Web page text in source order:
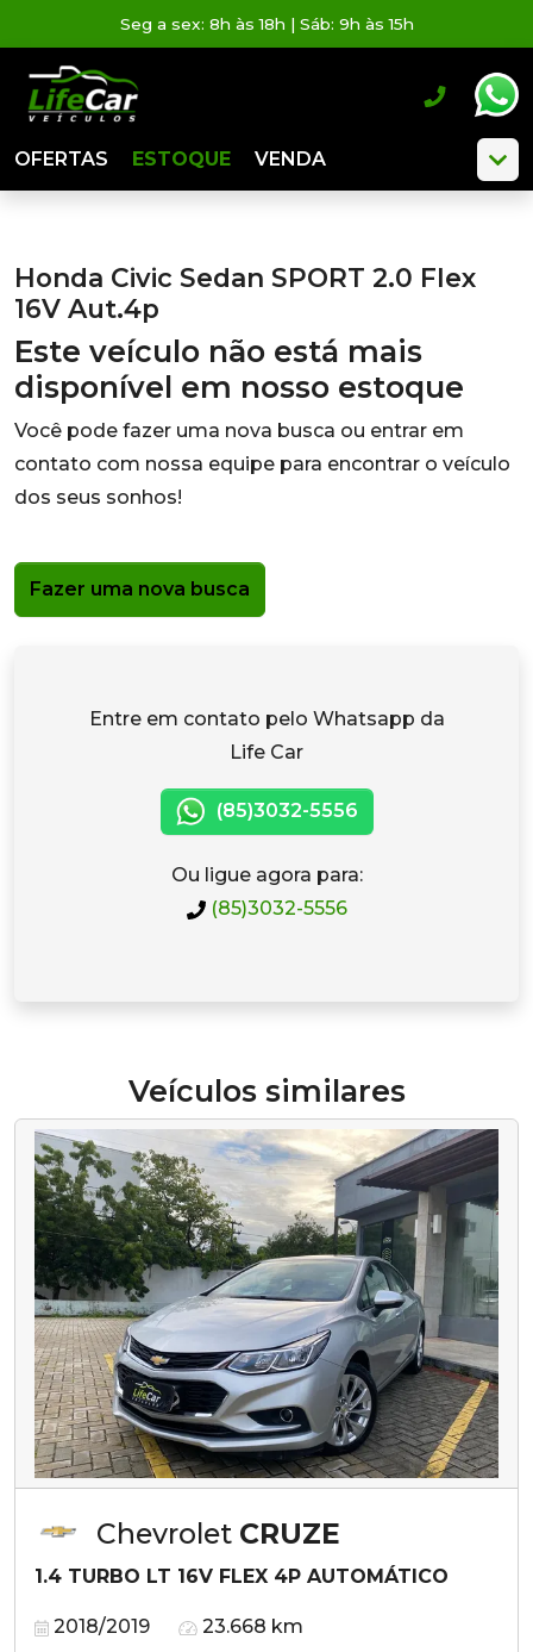
Seg a sex: 8h às 18h | Sáb: 9h às 15h
OFERTAS ESTOQUE VENDA
Honda Civic Sedan SPORT 2.0 Flex
16V Aut.4p
Este veículo não está mais
disponível em nosso estoque
Você pode fazer uma nova busca ou entrar em
contato com nossa equipe para encontrar o veículo
dos seus sonhos!
Fazer uma nova busca
Entre em contato pelo Whatsapp da
Life Car
(85)3032-5556
Ou ligue agora para:
(85)3032-5556
Veículos similares
Chevrolet CRUZE
1.4 TURBO LT 16V FLEX 4P AUTOMÁTICO
2018/2019 23.668 km